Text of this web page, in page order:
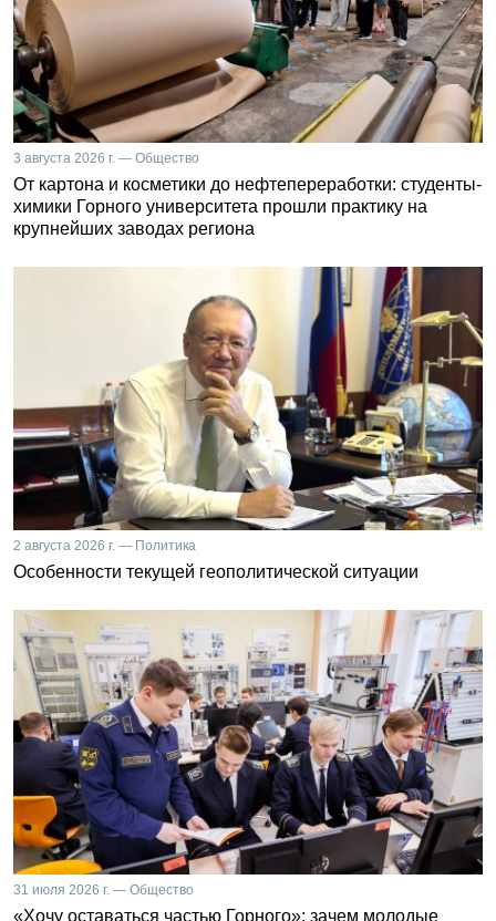
3 августа 2026 г. — Общество
От картона и косметики до нефтепереработки: студенты-
химики Горного университета прошли практику на
крупнейших заводах региона
2 августа 2026 г. — Политика
Особенности текущей геополитической ситуации
31 июля 2026 г. — Общество
«Хочу оставаться частью Горного»: зачем молодые